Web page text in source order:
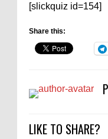
[slickquiz id=154]
Share this:
LIKE TO SHARE?